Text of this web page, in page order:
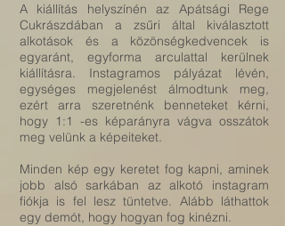
A kiállítás helyszínén az Apátsági Rege
Cukrászdában a zsűri által kiválasztott
alkotások és a közönségkedvencek is
egyaránt, egyforma arculattal kerülnek
kiállításra. Instagramos pályázat lévén,
egységes megjelenést álmodtunk meg,
ezért arra szeretnénk benneteket kérni,
hogy 1:1 -es képarányra vágva osszátok
meg velünk a képeiteket.
Minden kép egy keretet fog kapni, aminek
jobb alsó sarkában az alkotó instagram
fiókja is fel lesz tüntetve. Alább láthattok
egy demót, hogy hogyan fog kinézni.